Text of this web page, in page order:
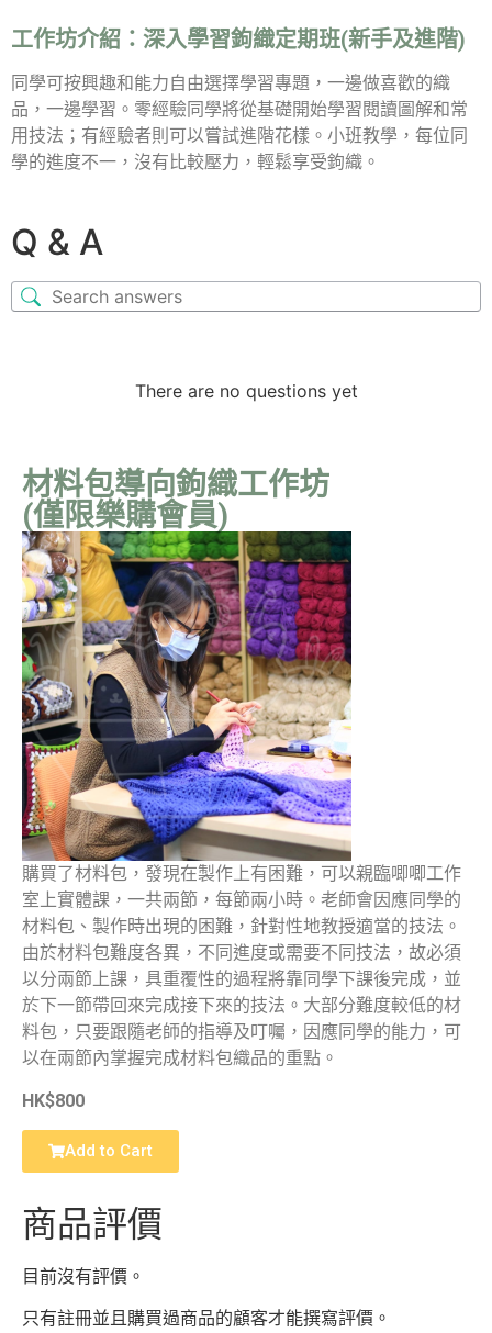
工作坊介紹： 深入學習鉤織定期班(新手及進階)
同學可按興趣和能力自由選擇學習專題，一邊做喜歡的織
品，一邊學習。零經驗同學將從基礎開始學習閱讀圖解和常
用技法；有經驗者則可以嘗試進階花樣。小班教學，每位同
學的進度不一，沒有比較壓力，輕鬆享受鉤織。
Q & A
There are no questions yet
材料包導向鉤織工作坊
(僅限樂購會員)
購買了材料包，發現在製作上有困難，可以親臨唧唧工作
室上實體課，一共兩節，每節兩小時。老師會因應同學的
材料包、製作時出現的困難，針對性地教授適當的技法。
由於材料包難度各異，不同進度或需要不同技法，故必須
以分兩節上課，具重覆性的過程將靠同學下課後完成，並
於下一節帶回來完成接下來的技法。大部分難度較低的材
料包，只要跟隨老師的指導及叮囑，因應同學的能力，可
以在兩節內掌握完成材料包織品的重點。
HK$800
Add to Cart
商品評價
目前沒有評價。
只有註冊並且購買過商品的顧客才能撰寫評價。